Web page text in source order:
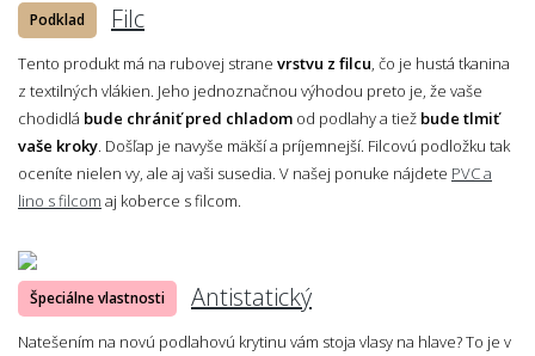
Podklad Filc
Tento produkt má na rubovej strane vrstvu z filcu , čo je hustá tkanina
z textilných vlákien. Jeho jednoznačnou výhodou preto je, že vaše
chodidlá bude chrániť pred chladom od podlahy a tiež bude tlmiť
vaše kroky . Došľap je navyše mäkší a príjemnejší. Filcovú podložku tak
oceníte nielen vy, ale aj vaši susedia. V našej ponuke nájdete PVC a
lino s filcom aj koberce s filcom.
Špeciálne vlastnosti Antistatický
Natešením na novú podlahovú krytinu vám stoja vlasy na hlave? To je v